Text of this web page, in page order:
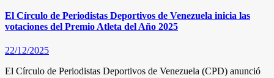
El Círculo de Periodistas Deportivos de Venezuela inicia las
votaciones del Premio Atleta del Año 2025
22/12/2025
El Círculo de Periodistas Deportivos de Venezuela (CPD) anunció